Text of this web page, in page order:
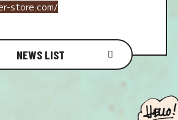
store.com/
NEWS LIST